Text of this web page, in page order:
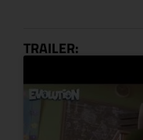
TRAILER: